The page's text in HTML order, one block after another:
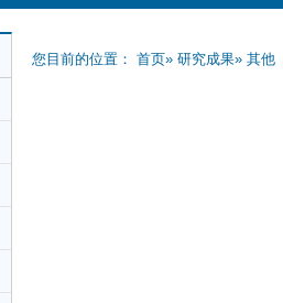
您目前的位置： 首页» 研究成果» 其他